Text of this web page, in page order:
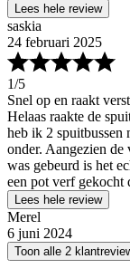
Lees hele review
saskia
24 februari 2025
1/5
Snel op en raakt
Helaas raakte de
heb ik 2 spuitbussen
onder. Aangezien
was gebeurd is het
een pot verf gekocht
Lees hele review
Merel
6 juni 2024
Toon alle 2